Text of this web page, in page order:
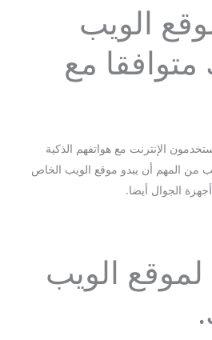
الويب
مع
الإنترنت مع هواتفهم الذكية
من المهم أن يبدو موقع الويب الخاص
الجوال أيضا.
لموقع الويب